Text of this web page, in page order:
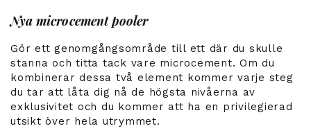
Nya microcement pooler
Gör ett genomgångsområde till ett där du skulle
stanna och titta tack vare microcement. Om du
kombinerar dessa två element kommer varje steg
du tar att låta dig nå de högsta nivåerna av
exklusivitet och du kommer att ha en privilegierad
utsikt över hela utrymmet.